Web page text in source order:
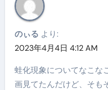
のぃる より:
2023年4月4日 4:12 AM
蛙化現象についてなこな
画見てたんだけど、そも